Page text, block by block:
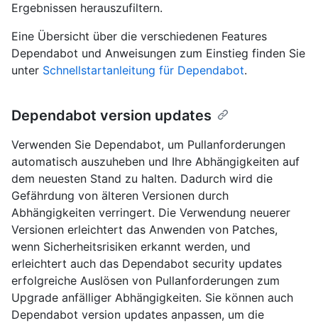
Ergebnissen herauszufiltern.
Eine Übersicht über die verschiedenen Features
Dependabot und Anweisungen zum Einstieg finden Sie
unter Schnellstartanleitung für Dependabot.
Dependabot version updates
Verwenden Sie Dependabot, um Pullanforderungen
automatisch auszuheben und Ihre Abhängigkeiten auf
dem neuesten Stand zu halten. Dadurch wird die
Gefährdung von älteren Versionen durch
Abhängigkeiten verringert. Die Verwendung neuerer
Versionen erleichtert das Anwenden von Patches,
wenn Sicherheitsrisiken erkannt werden, und
erleichtert auch das Dependabot security updates
erfolgreiche Auslösen von Pullanforderungen zum
Upgrade anfälliger Abhängigkeiten. Sie können auch
Dependabot version updates anpassen, um die